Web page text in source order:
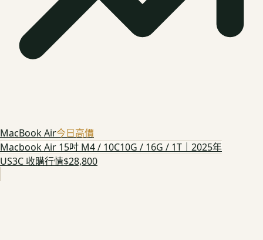
MacBook Air今日高價
Macbook Air 15吋 M4 / 10C10G / 16G / 1T｜2025年
US3C 收購行情$28,800